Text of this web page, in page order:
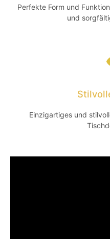
Perfekte Form und
und
Einzigartiges und